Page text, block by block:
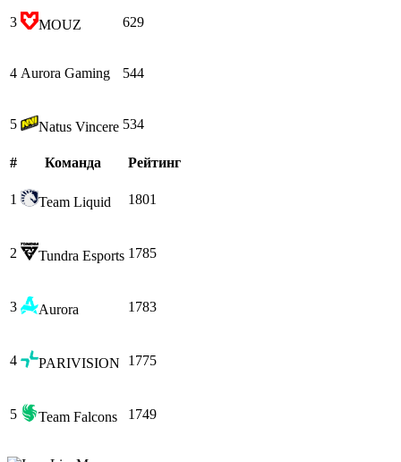
3 MOUZ 629
4 Aurora Gaming 544
5 Natus Vincere 534
# Команда Рейтинг
1 Team Liquid 1801
2 Tundra Esports 1785
3 Aurora 1783
4 PARIVISION 1775
5 Team Falcons 1749